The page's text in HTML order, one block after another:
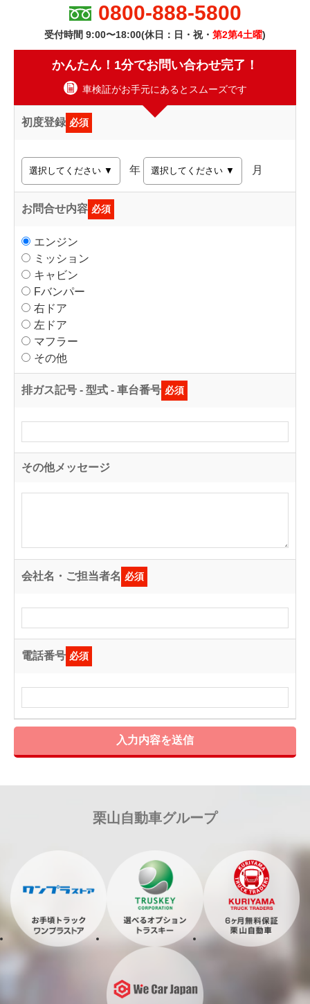
0800-888-5800
受付時間 9:00〜18:00(休日：日・祝・ 第2第4土曜)
かんたん！1分でお問い合わせ完了！
車検証がお手元にあるとスムーズです
初度登録 必須
年 月
お問合せ内容 必須
エンジン
ミッション
キャビン
Fバンパー
右ドア
左ドア
マフラー
その他
排ガス記号 - 型式 - 車台番号 必須
その他メッセージ
会社名・ご担当者名 必須
電話番号 必須
入力内容を送信
栗山自動車グループ